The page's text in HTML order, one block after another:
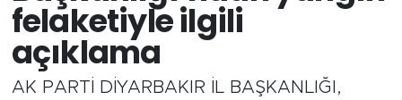
felaketiyle ilgili
açıklama
AK PARTİ DİYARBAKIR İL BAŞKANLIĞI,
Adaklı-Kiğı
Yayladere-Yedisu
Tüm Manşetler
Son Dakika Haberleri